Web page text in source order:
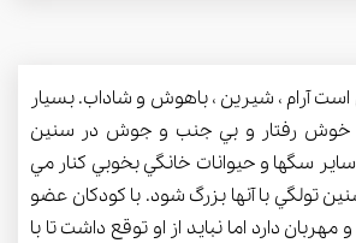
آرام ، شيرين ، باهوش و شاداب. بسيار
خوش رفتار و بي جنب و جوش در سنين
سگها و حيوانات خانگي بخوبي كنار مي
تولگي با آنها بزرگ شود. با كودكان عضو
دارد اما نبايد از او توقع داشت تا با